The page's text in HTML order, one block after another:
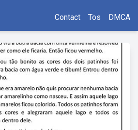
Contact Tos DMCA